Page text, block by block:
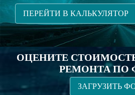
ПЕРЕЙТИ В КАЛЬКУЛЯТОР
ОЦЕНИТЕ
РЕМОНТА ПО
ЗАГРУЗИТЬ